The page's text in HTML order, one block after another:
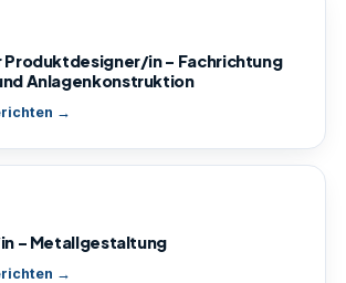
Produktdesigner/in – Fachrichtung
Anlagenkonstruktion
→
– Metallgestaltung
→